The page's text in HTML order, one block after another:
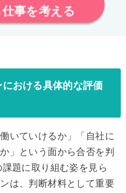
事を考える
おける具体的な評価
いていけるか」「自社に
」という面から合否を判
題に取り組む姿を見ら
は、判断材料として重要